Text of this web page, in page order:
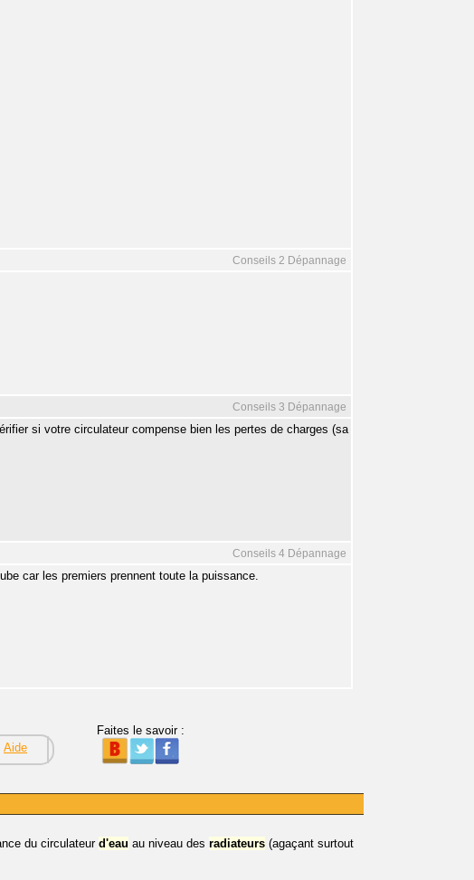
Conseils 2 Dépannage
Conseils 3 Dépannage
si votre circulateur compense bien les pertes de charges (sa
Conseils 4 Dépannage
car les premiers prennent toute la puissance.
Aide
Faites le savoir :
du circulateur d'eau au niveau des radiateurs (agaçant surtout